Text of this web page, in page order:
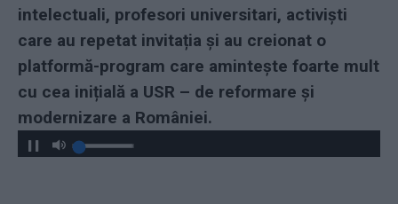
intelectuali, profesori universitari, activiști
care au repetat invitația și au creionat o
platformă-program care amintește foarte mult
cu cea inițială a USR – de reformare și
modernizare a României.